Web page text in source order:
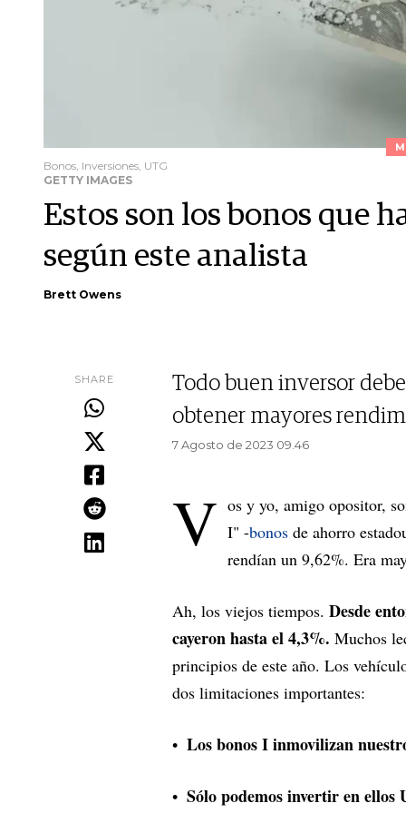
Bonos, Inversiones, UTG
GETTY IMAGES
Estos son los bonos que
según este analista
Brett Owens
SHARE
Todo buen inversor
obtener mayores
7 Agosto de 2023 09.46
V os y yo, amigo opositor,
I" -bonos de ahorro
rendían un 9,62%. Era
Ah, los viejos tiempos. Desde
cayeron hasta el 4,3%. Muchos
principios de este año. Los
dos limitaciones importantes:
Los bonos I inmovilizan
Sólo podemos invertir en ellos